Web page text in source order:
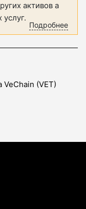
активов а
Подробнее
(VET)